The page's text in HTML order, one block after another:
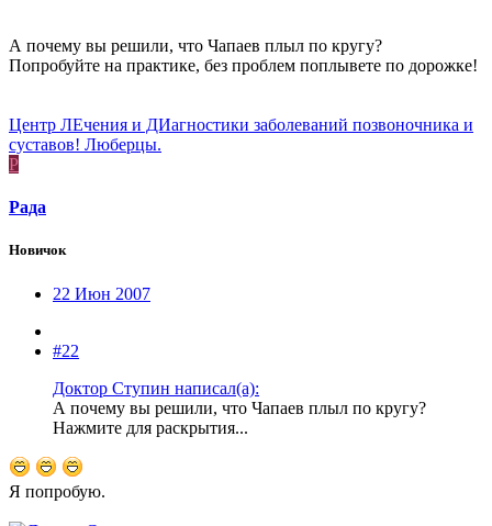
А почему вы решили, что Чапаев плыл по кругу?
Попробуйте на практике, без проблем поплывете по дорожке!
Центр ЛЕчения и ДИагностики заболеваний позвоночника и
суставов! Люберцы.
Р
Рада
Новичок
22 Июн 2007
#22
Доктор Ступин написал(а):
А почему вы решили, что Чапаев плыл по кругу?
Нажмите для раскрытия...
Я попробую.